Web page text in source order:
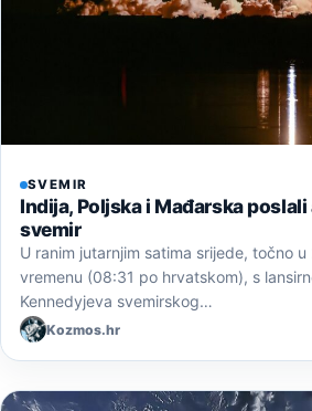
SVEMIR
Indija, Poljska i Mađarska
svemir
U ranim jutarnjim satima srijede, točno
vremenu (08:31 po hrvatskom), s
Kennedyjeva svemirskog…
Kozmos.hr